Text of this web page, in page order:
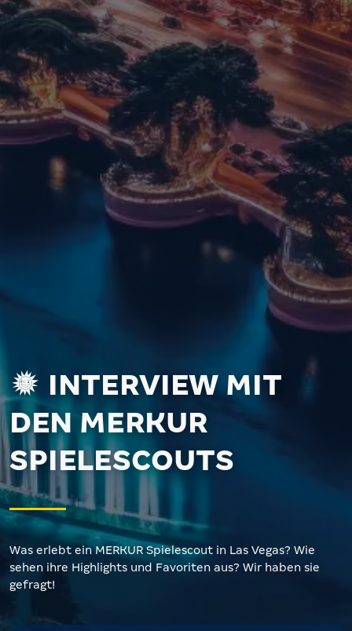
INTERVIEW MIT
DEN MERKUR
SPIELESCOUTS
Was erlebt ein MERKUR Spielescout in Las Vegas? Wie
sehen ihre Highlights und Favoriten aus? Wir haben sie
gefragt!